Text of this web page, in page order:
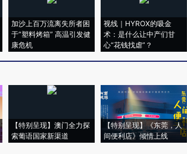
加沙上百万流离失所者困
于“塑料烤箱” 高温引发健
康危机
视线｜HYROX的吸金
术：是什么让中产们甘
心“花钱找虐”？
【特别呈现】澳门全力探
索葡语国家新渠道
【特别呈现】《东莞，人
间便利店》倾情上线